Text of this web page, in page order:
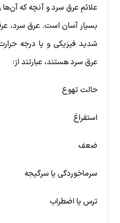
علائم عرق سرد و آنچه که
بسیار آسان است. عرق سرد،
شدید فیزیکی و یا درجه
عرق سرد هستند، عبارتند از:
حالت تهوع
استفراغ
ضعف
سرماخوردگی یا سرگیجه
ترس یا اضطراب